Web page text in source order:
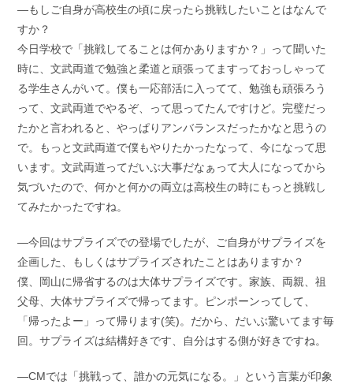
―もしご自身が高校生の頃に戻ったら挑戦したいことはなんで
すか？
今日学校で「挑戦してることは何かありますか？」って聞いた
時に、文武両道で勉強と柔道と頑張ってますっておっしゃって
る学生さんがいて。僕も一応部活に入ってて、勉強も頑張ろう
って、文武両道でやるぞ、って思ってたんですけど。完璧だっ
たかと言われると、やっぱりアンバランスだったかなと思うの
で。もっと文武両道で僕もやりたかったなって、今になって思
います。文武両道ってだいぶ大事だなぁって大人になってから
気づいたので、何かと何かの両立は高校生の時にもっと挑戦し
てみたかったですね。
―今回はサプライズでの登場でしたが、ご自身がサプライズを
企画した、もしくはサプライズされたことはありますか？
僕、岡山に帰省するのは大体サプライズです。家族、両親、祖
父母、大体サプライズで帰ってます。ピンポーンってして、
「帰ったよー」って帰ります(笑)。だから、だいぶ驚いてます毎
回。サプライズは結構好きです、自分はする側が好きですね。
―CMでは「挑戦って、誰かの元気になる。」という言葉が印象